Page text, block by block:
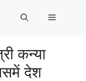
Menu
कन्या
देश